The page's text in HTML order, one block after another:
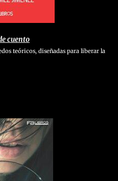
cuento
teóricos, diseñadas para liberar la